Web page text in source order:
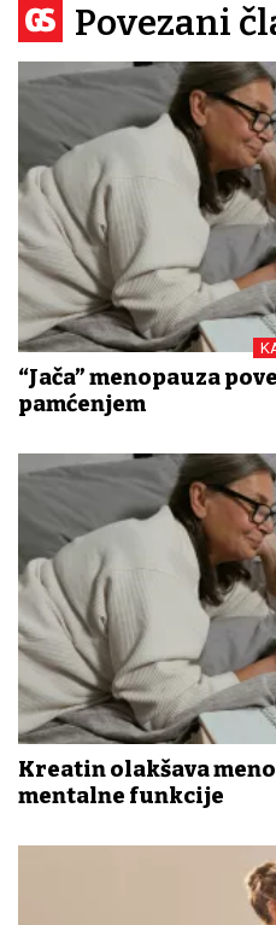
Povezani
“Jača” menopauza
pamćenjem
Kreatin olakšava
mentalne funkcije